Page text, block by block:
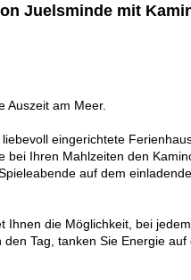
Juelsminde mit
Auszeit am Meer.
eingerichtete
Ihren Mahlzeiten den
auf dem
die Möglichkeit, bei
Tag, tanken Sie Energie